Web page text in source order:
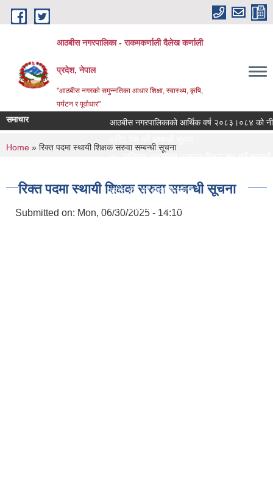
Skip to main content
आठबीस नगरपालिका - राकमकर्णाली दैलेख कर्णाली
प्रदेश, नेपाल
"आठबीस नगरकाे समुन्नतिका आधार शिक्षा, स्वास्थ्य, कृषि,
पर्यटन र पूर्वाधार"
समाचार
आठबीस नगरपालिकाको आर्थिक वर्ष २०८३।०८४ को नीति
दररेट पेश गर्ने सम्बन्धी सूचना
Re Invitation For Electronic Bids
You are here
Home » रिक्त पदमा स्थायी शिक्षक सरुवा सम्बन्धी सूचना
रिक्त पदमा स्थायी शिक्षक सरुवा सम्बन्धी सूचना
Submitted on: Mon, 06/30/2025 - 14:10